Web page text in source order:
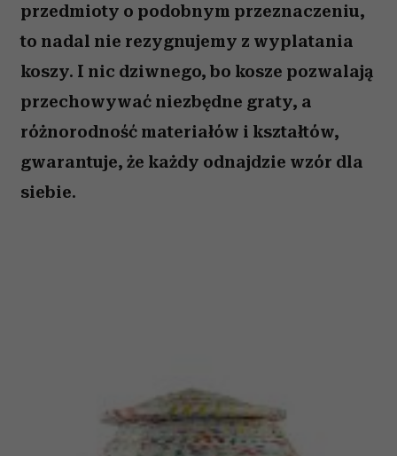
przedmioty o podobnym przeznaczeniu,
to nadal nie rezygnujemy z wyplatania
koszy. I nic dziwnego, bo kosze pozwalają
przechowywać niezbędne graty, a
różnorodność materiałów i kształtów,
gwarantuje, że każdy odnajdzie wzór dla
siebie.